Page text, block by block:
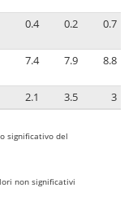
0.4 0.2 0.7
7.4 7.9 8.8
2.1 3.5 3
significativo del
non significativi